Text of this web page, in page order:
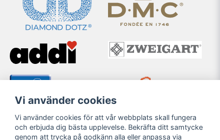
Vi använder cookies
Vi använder cookies för att vår webbplats skall fungera
och erbjuda dig bästa upplevelse. Bekräfta ditt samtycke
genom att trycka på godkänn alla eller anpassa via